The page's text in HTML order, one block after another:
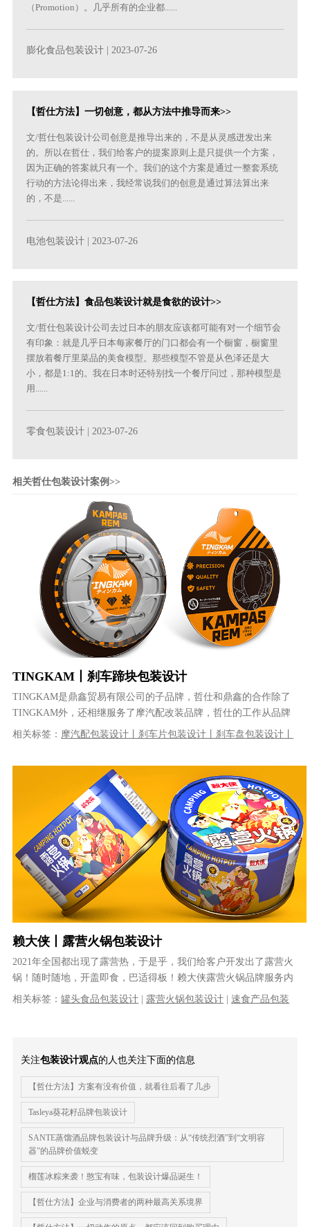
（Promotion）。几乎所有的企业都......
膨化食品包装设计 | 2023-07-26
【哲仕方法】一切创意，都从方法中推导而来>>
文/哲仕包装设计公司创意是推导出来的，不是从灵感迸发出来
的。所以在哲仕，我们给客户的提案原则上是只提供一个方案，
因为正确的答案就只有一个。我们的这个方案是通过一整套系统
行动的方法论得出来，我经常说我们的创意是通过算法算出来
的，不是......
电池包装设计 | 2023-07-26
【哲仕方法】食品包装设计就是食欲的设计>>
文/哲仕包装设计公司去过日本的朋友应该都可能有对一个细节会
有印象：就是几乎日本每家餐厅的门口都会有一个橱窗，橱窗里
摆放着餐厅里菜品的美食模型。那些模型不管是从色泽还是大
小，都是1:1的。我在日本时还特别找一个餐厅问过，那种模型是
用......
零食包装设计 | 2023-07-26
相关哲仕包装设计案例>>
TINGKAM丨刹车蹄块包装设计
TINGKAM是鼎鑫贸易有限公司的子品牌，哲仕和鼎鑫的合作除了
TINGKAM外，还相继服务了摩汽配改装品牌，哲仕的工作从品牌
LOGO设计及系列产品包装......
相关标签： 摩汽配包装设计丨刹车片包装设计丨刹车盘包装设计丨
赖大侠丨露营火锅包装设计
2021年全国都出现了露营热，于是乎，我们给客户开发出了露营火
锅！随时随地，开盖即食，巴适得板！赖大侠露营火锅品牌服务内
容:火锅包装设计，露营火锅包装......
相关标签：罐头食品包装设计 露营火锅包装设计 |速食产品包装
关注包装设计观点的人也关注下面的信息
【哲仕方法】方案有没有价值，就看往后看了几步
Tasleya葵花籽品牌包装设计
SANTE蒸馏酒品牌包装设计与品牌升级：从“传统烈酒”到“文明容
器”的品牌价值蜕变
榴莲冰粽来袭！憨宝有味，包装设计爆品诞生！
【哲仕方法】企业与消费者的两种最高关系境界